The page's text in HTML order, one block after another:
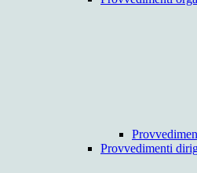
Provvedimenti